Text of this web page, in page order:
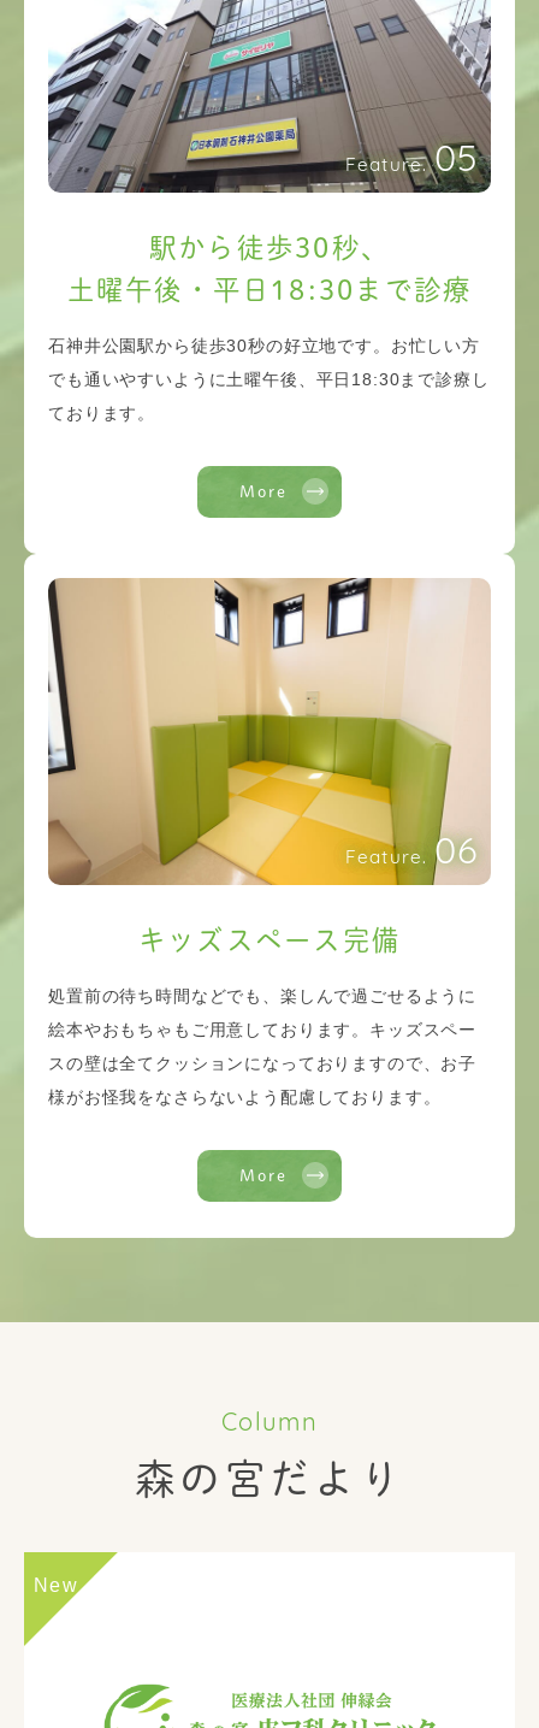
Feature. 05
駅から徒歩30秒、
土曜午後・平日18:30まで診療
石神井公園駅から徒歩30秒の好立地です。お忙しい方
でも通いやすいように土曜午後、平日18:30まで診療し
ております。
More
Feature. 06
キッズスペース完備
処置前の待ち時間などでも、楽しんで過ごせるように
絵本やおもちゃもご用意しております。キッズスペー
スの壁は全てクッションになっておりますので、お子
様がお怪我をなさらないよう配慮しております。
More
Column
森の宮だより